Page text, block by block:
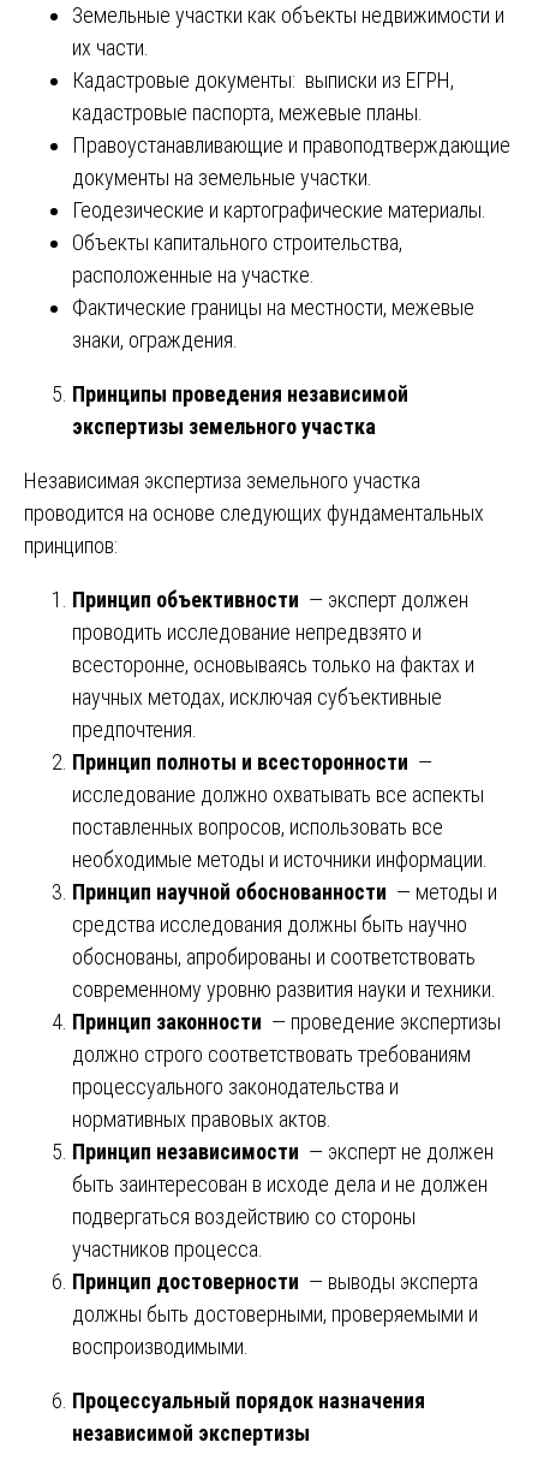
Земельные участки как объекты недвижимости и
их части.
Кадастровые документы: выписки из ЕГРН,
кадастровые паспорта, межевые планы.
Правоустанавливающие и правоподтверждающие
документы на земельные участки.
Геодезические и картографические материалы.
Объекты капитального строительства,
расположенные на участке.
Фактические границы на местности, межевые
знаки, ограждения.
Принципы проведения независимой
экспертизы земельного участка
Независимая экспертиза земельного участка
проводится на основе следующих фундаментальных
принципов:
Принцип объективности — эксперт должен
проводить исследование непредвзято и
всесторонне, основываясь только на фактах и
научных методах, исключая субъективные
предпочтения.
Принцип полноты и всесторонности —
исследование должно охватывать все аспекты
поставленных вопросов, использовать все
необходимые методы и источники информации.
Принцип научной обоснованности — методы и
средства исследования должны быть научно
обоснованы, апробированы и соответствовать
современному уровню развития науки и техники.
Принцип законности — проведение экспертизы
должно строго соответствовать требованиям
процессуального законодательства и
нормативных правовых актов.
Принцип независимости — эксперт не должен
быть заинтересован в исходе дела и не должен
подвергаться воздействию со стороны
участников процесса.
Принцип достоверности — выводы эксперта
должны быть достоверными, проверяемыми и
воспроизводимыми.
Процессуальный порядок назначения
независимой экспертизы